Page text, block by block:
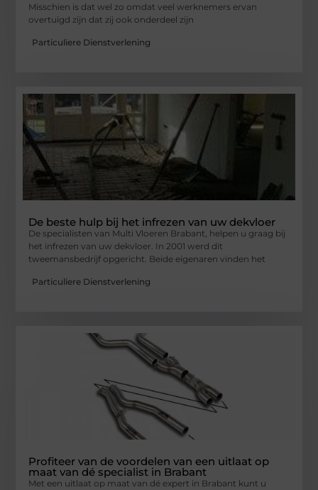
Misschien is dat wel zo omdat veel werknemers ervan
overtuigd zijn dat zij ook onderdeel zijn
Particuliere Dienstverlening
De beste hulp bij het infrezen van uw dekvloer
De specialisten van Multi Vloeren Brabant, helpen u graag bij
het infrezen van uw dekvloer. In 2001 werd dit
tweemansbedrijf opgericht. Beide eigenaren vinden het
Particuliere Dienstverlening
Profiteer van de voordelen van een uitlaat op
maat van dé specialist in Brabant
Met een uitlaat op maat van dé expert in Brabant kunt u